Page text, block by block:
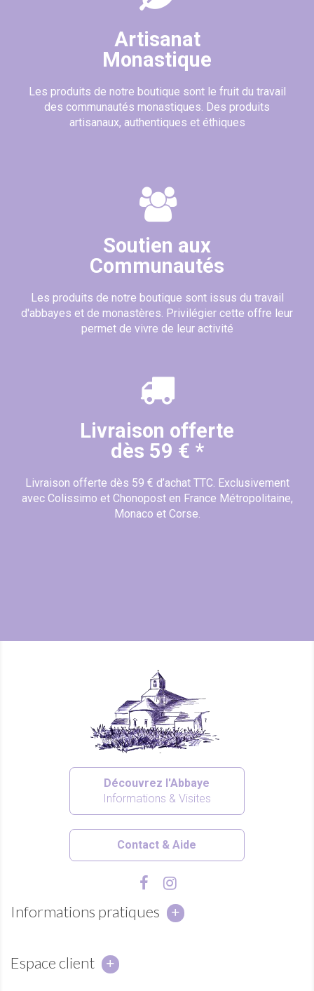
Artisanat
Monastique
Les produits de notre boutique sont le fruit du travail
des communautés monastiques. Des produits
artisanaux, authentiques et éthiques
Soutien aux
Communautés
Les produits de notre boutique sont issus du travail
d'abbayes et de monastères. Privilégier cette offre leur
permet de vivre de leur activité
Livraison offerte
dès 59 € *
Livraison offerte dès 59 € d’achat TTC. Exclusivement
avec Colissimo et Chonopost en France Métropolitaine,
Monaco et Corse.
Découvrez l'Abbaye
Informations & Visites
Contact & Aide
Informations pratiques
Espace client